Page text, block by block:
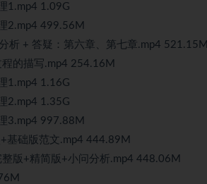
1.mp4 1.09G
2.mp4 499.56M
析 + 答疑：第六章、第七章.mp4 521.15M
的描写.mp4 254.16M
1.mp4 1.16G
2.mp4 1.35G
3.mp4 997.88M
基础版范文.mp4 444.89M
版+精简版+小问分析.mp4 448.06M